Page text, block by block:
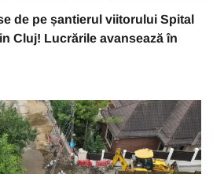
de pe șantierul viitorului Spital
Cluj! Lucrările avansează în